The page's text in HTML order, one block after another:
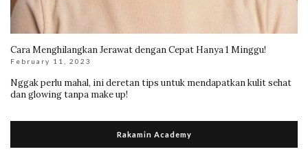
Cara Menghilangkan Jerawat dengan Cepat Hanya 1 Minggu!
February 11, 2023
Nggak perlu mahal, ini deretan tips untuk mendapatkan kulit sehat
dan glowing tanpa make up!
Rakamin Academy